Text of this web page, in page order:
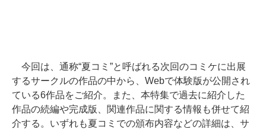
今回は、通称“夏コミ”と呼ばれる次回のコミケに出展
するサークルの作品の中から、Webで体験版が公開され
ている6作品をご紹介。また、本特集で過去に紹介した
作品の続編や完成版、関連作品に関する情報も併せて紹
介する。いずれも夏コミでの頒布内容などの詳細は、サ